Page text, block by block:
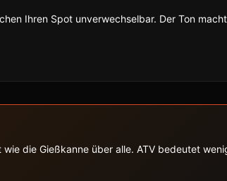
Ihren Spot unverwechselbar. Der Ton
die Gießkanne über alle. ATV bedeutet